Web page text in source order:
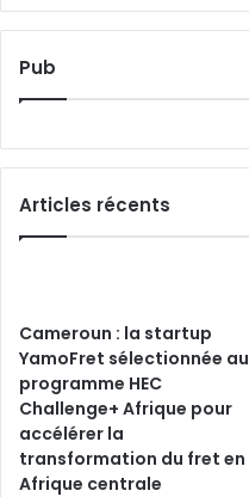
Pub
Articles récents
Cameroun : la startup
YamoFret sélectionnée au
programme HEC
Challenge+ Afrique pour
accélérer la
transformation du fret en
Afrique centrale